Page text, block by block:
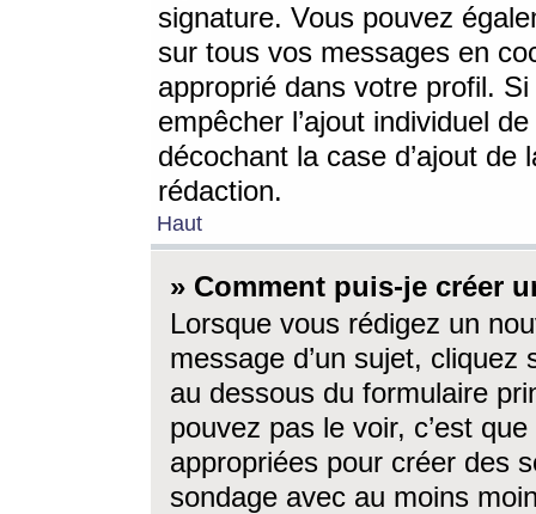
signature. Vous pouvez
sur tous vos messages en
approprié dans votre profil.
empêcher l’ajout individuel
décochant la case d’ajout
rédaction.
Haut
» Comment puis-je créer
Lorsque vous rédigez un
message d’un sujet, cliquez
au dessous du formulaire
pouvez pas le voir, c’est
appropriées pour créer des
sondage avec au moins